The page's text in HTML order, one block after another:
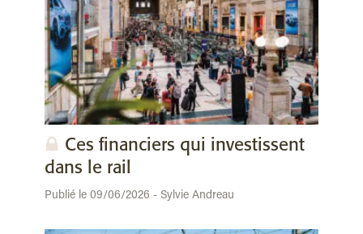
Ces financiers qui investissent
dans le rail
Publié le 09/06/2026 - Sylvie Andreau